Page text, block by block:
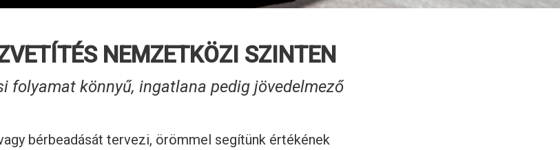
NEMZETKÖZI SZINTEN
folyamat könnyű, ingatlana pedig jövedelmező
bérbeadását tervezi, örömmel segítünk értékének